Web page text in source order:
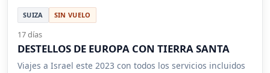
SUIZA SIN VUELO
17 días
DESTELLOS DE EUROPA CON TIERRA SANTA
Viajes a Israel este 2023 con todos los servicios incluidos